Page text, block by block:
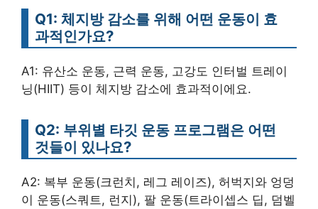
Q1: 체지방 감소를 위해 어떤 운동이 효
과적인가요?
A1: 유산소 운동, 근력 운동, 고강도 인터벌 트레이
닝(HIIT) 등이 체지방 감소에 효과적이에요.
Q2: 부위별 타깃 운동 프로그램은 어떤
것들이 있나요?
A2: 복부 운동(크런치, 레그 레이즈), 허벅지와 엉덩
이 운동(스쿼트, 런지), 팔 운동(트라이셉스 딥, 덤벨